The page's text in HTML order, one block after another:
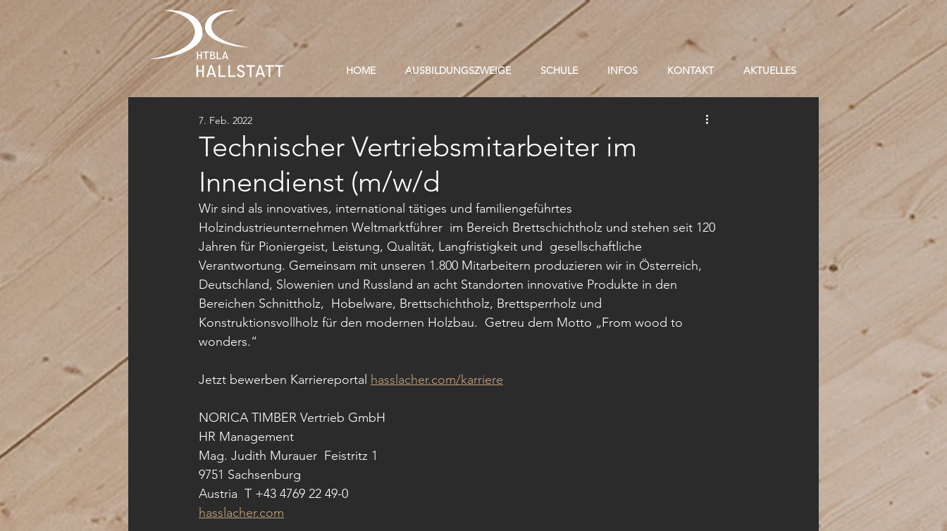
HOME AUSBILDUNGSZWEIGE SCHULE INFOS KONTAKT AKTUELLES
Technischer Vertriebsmitarbeiter im
Innendienst (m/w/d
7. Feb. 2022
Wir sind als innovatives, international tätiges und familiengeführtes
Holzindustrieunternehmen Weltmarktführer  im Bereich Brettschichtholz und stehen seit 120
Jahren für Pioniergeist, Leistung, Qualität, Langfristigkeit und  gesellschaftliche
Verantwortung. Gemeinsam mit unseren 1.800 Mitarbeitern produzieren wir in Österreich,
Deutschland, Slowenien und Russland an acht Standorten innovative Produkte in den
Bereichen Schnittholz,  Hobelware, Brettschichtholz, Brettsperrholz und
Konstruktionsvollholz für den modernen Holzbau.  Getreu dem Motto „From wood to
wonders.“
Jetzt bewerben Karriereportal hasslacher.com/karriere
NORICA TIMBER Vertrieb GmbH
HR Management
Mag. Judith Murauer  Feistritz 1
9751 Sachsenburg
Austria  T +43 4769 22 49-0
hasslacher.com